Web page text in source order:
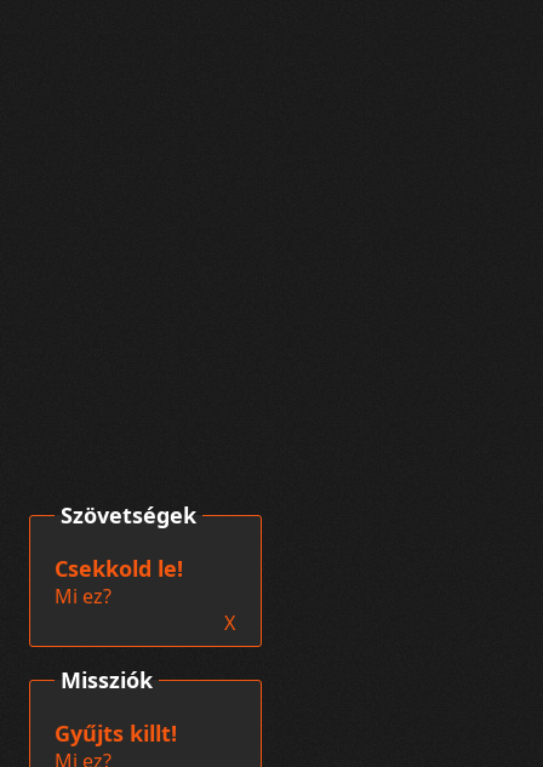
Missziók
Gyűjts killt!
Mi ez?
Szövetségek
Csekkold le!
Mi ez?
X